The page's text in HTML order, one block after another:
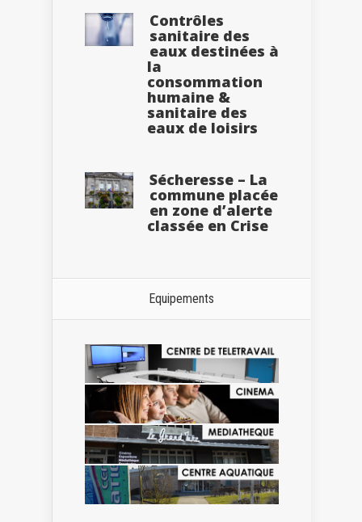
Contrôles
sanitaire des
eaux destinées à
la
consommation
humaine &
sanitaire des
eaux de loisirs
Sécheresse – La
commune placée
en zone d’alerte
classée en Crise
Equipements